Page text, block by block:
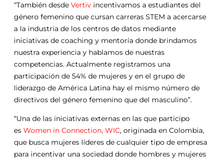
“También desde Vertiv incentivamos a estudiantes del
género femenino que cursan carreras STEM a acercarse
a la industria de los centros de datos mediante
iniciativas de coaching y mentoría donde brindamos
nuestra experiencia y hablamos de nuestras
competencias. Actualmente registramos una
participación de 54% de mujeres y en el grupo de
liderazgo de América Latina hay el mismo número de
directivos del género femenino que del masculino”.
“Una de las iniciativas externas en las que participo
es Women in Connection, WIC, originada en Colombia,
que busca mujeres líderes de cualquier tipo de empresa
para incentivar una sociedad donde hombres y mujeres